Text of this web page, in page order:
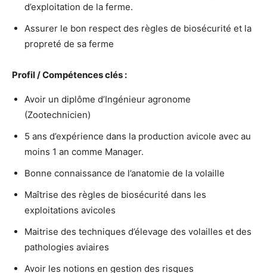
d’exploitation de la ferme.
Assurer le bon respect des règles de biosécurité et la
propreté de sa ferme
Profil / Compétences clés :
Avoir un diplôme d’Ingénieur agronome
(Zootechnicien)
5 ans d’expérience dans la production avicole avec au
moins 1 an comme Manager.
Bonne connaissance de l’anatomie de la volaille
Maîtrise des règles de biosécurité dans les
exploitations avicoles
Maitrise des techniques d’élevage des volailles et des
pathologies aviaires
Avoir les notions en gestion des risques